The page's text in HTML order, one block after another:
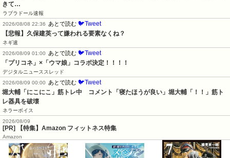
きて…
ラブラドール速報
2026/08/08 22:36
あとで読む 🐦Tweet
【悲報】久保建英って嫌われる要素なくね？
ネギ速
2026/08/09 01:00
あとで読む 🐦Tweet
「プリコネ」×「ウマ娘」コラボ決定！！！！
デジタルニューススレッド
2026/08/09 00:00
あとで読む 🐦Tweet
堀大輔「にこにこ」筋トレ中　コメント「寝たほうが良い」堀大輔「！！」筋ト
レ器具を破壊
ネラーボイス
2026/08/09
[PR] 【特集】Amazon フィットネス特集
Amazon